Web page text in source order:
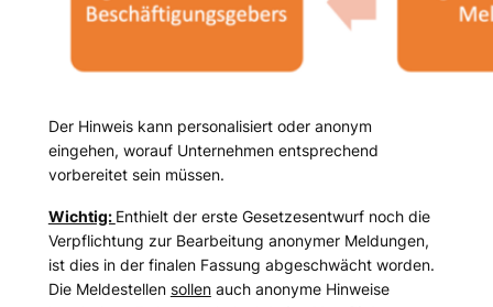
Der Hinweis kann personalisiert oder anonym
eingehen, worauf Unternehmen entsprechend
vorbereitet sein müssen.
Wichtig: Enthielt der erste Gesetzesentwurf noch die
Verpflichtung zur Bearbeitung anonymer Meldungen,
ist dies in der finalen Fassung abgeschwächt worden.
Die Meldestellen sollenauch anonyme Hinweise